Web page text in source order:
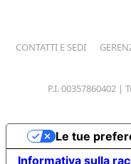
CONTATTI E SEDI
P.I. 00357860402
Informativa sulla
Le tue